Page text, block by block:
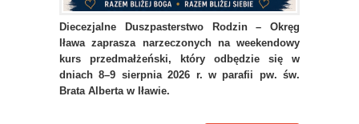
Diecezjalne Duszpasterstwo Rodzin – Okręg
Iława zaprasza narzeczonych na weekendowy
kurs przedmałżeński, który odbędzie się w
dniach 8–9 sierpnia 2026 r. w parafii pw. św.
Brata Alberta w Iławie.